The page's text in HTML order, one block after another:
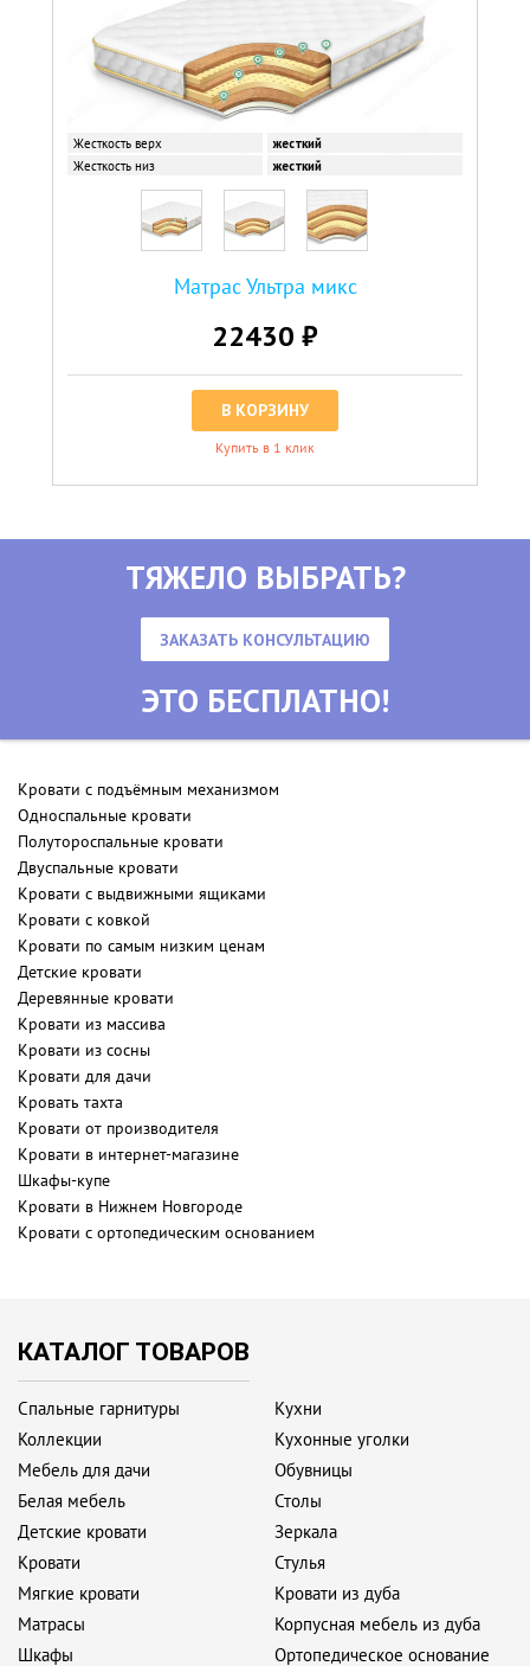
Жесткость верх
жесткий
Жесткость низ
жесткий
Матрас Ультра микс
22430 ₽
В КОРЗИНУ
Купить в 1 клик
ТЯЖЕЛО ВЫБРАТЬ?
ЗАКАЗАТЬ КОНСУЛЬТАЦИЮ
ЭТО БЕСПЛАТНО!
Кровати с подъёмным механизмом
Односпальные кровати
Полутороспальные кровати
Двуспальные кровати
Кровати с выдвижными ящиками
Кровати с ковкой
Кровати по самым низким ценам
Детские кровати
Деревянные кровати
Кровати из массива
Кровати из сосны
Кровати для дачи
Кровать тахта
Кровати от производителя
Кровати в интернет-магазине
Шкафы-купе
Кровати в Нижнем Новгороде
Кровати с ортопедическим основанием
КАТАЛОГ ТОВАРОВ
Спальные гарнитуры
Коллекции
Мебель для дачи
Белая мебель
Детские кровати
Кровати
Мягкие кровати
Матрасы
Шкафы
Кухни
Кухонные уголки
Обувницы
Столы
Зеркала
Стулья
Кровати из дуба
Корпусная мебель из дуба
Ортопедическое основание